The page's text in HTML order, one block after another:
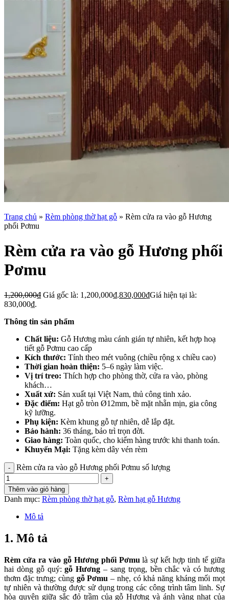
Trang chủ » Rèm phòng thờ hạt gỗ » Rèm cửa ra vào gỗ Hương
phối Pơmu
Rèm cửa ra vào gỗ Hương phối
Pơmu
1,200,000₫ Giá gốc là: 1,200,000₫.830,000₫Giá hiện tại là:
830,000₫.
Thông tin sản phẩm
Chất liệu: Gỗ Hương màu cánh gián tự nhiên, kết hợp hoạ
tiết gỗ Pơmu cao cấp
Kích thước: Tính theo mét vuông (chiều rộng x chiều cao)
Thời gian hoàn thiện: 5–6 ngày làm việc.
Vị trí treo: Thích hợp cho phòng thờ, cửa ra vào, phòng
khách…
Xuất xứ: Sản xuất tại Việt Nam, thủ công tinh xảo.
Đặc điểm: Hạt gỗ tròn Ø12mm, bề mặt nhẵn mịn, gia công
kỹ lưỡng.
Phụ kiện: Kèm khung gỗ tự nhiên, dễ lắp đặt.
Bảo hành: 36 tháng, bảo trì trọn đời.
Giao hàng: Toàn quốc, cho kiểm hàng trước khi thanh toán.
Khuyến Mại: Tặng kèm dây vén rèm
Rèm cửa ra vào gỗ Hương phối Pơmu số lượng
Thêm vào giỏ hàng
Danh mục: Rèm phòng thờ hạt gỗ, Rèm hạt gỗ Hương
Mô tả
1. Mô tả
Rèm cửa ra vào gỗ Hương phối Pơmu là sự kết hợp tinh tế giữa
hai dòng gỗ quý:gỗ Hương – sang trọng, bền chắc và có hương
thơm đặc trưng; cùng gỗ Pơmu – nhẹ, có khả năng kháng mối mọt
tự nhiên và thường được sử dụng trong các công trình tâm linh. Sự
hòa quyện giữa sắc đỏ trầm của gỗ Hương và ánh vàng nhạt của